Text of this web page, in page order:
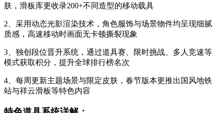
肤，滑板库更收录200+不同造型的移动载具
2、采用动态光影渲染技术，角色服饰与场景物件均呈现细腻
质感，高速移动时画面无卡顿撕裂现象
3、独创段位晋升系统，通过道具赛、限时挑战、多人竞速等
模式获取积分，提升全球排行榜名次
4、每周更新主题场景与限定皮肤，春节版本更推出国风地铁
站与祥云滑板等特色内容